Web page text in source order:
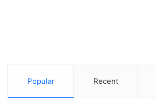
Popular Recent